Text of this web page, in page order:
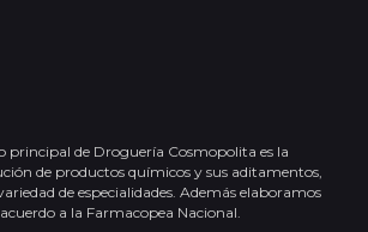
principal de Droguería Cosmopolita es la
de productos químicos y sus aditamentos,
de especialidades. Además elaboramos
a la Farmacopea Nacional.